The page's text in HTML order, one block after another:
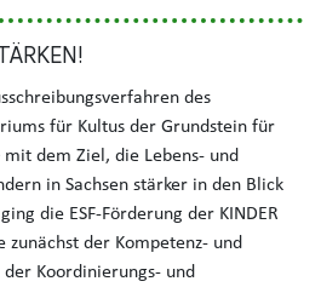
des
für Kultus der Grundstein für
mit dem Ziel, die Lebens- und
in Sachsen stärker in den Blick
die ESF-Förderung der KINDER
zunächst der Kompetenz- und
Koordinierungs- und